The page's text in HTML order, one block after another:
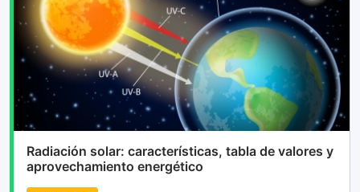
Radiación solar: características, tabla de valores y
aprovechamiento energético